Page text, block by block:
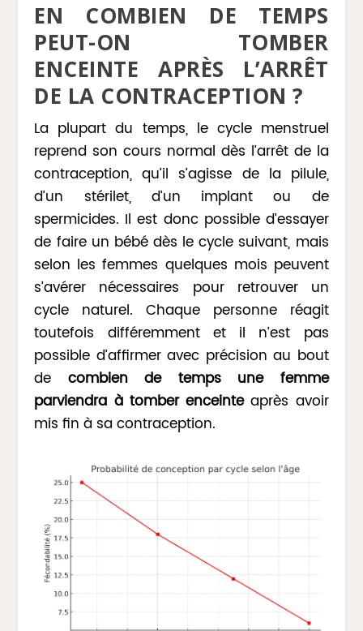
EN COMBIEN DE TEMPS
PEUT-ON TOMBER
ENCEINTE APRÈS L’ARRÊT
DE LA CONTRACEPTION ?
La plupart du temps, le cycle menstruel
reprend son cours normal dès l’arrêt de la
contraception, qu’il s’agisse de la pilule,
d’un stérilet, d’un implant ou de
spermicides. Il est donc possible d’essayer
de faire un bébé dès le cycle suivant, mais
selon les femmes quelques mois peuvent
s’avérer nécessaires pour retrouver un
cycle naturel. Chaque personne réagit
toutefois différemment et il n’est pas
possible d’affirmer avec précision au bout
de combien de temps une femme
parviendra à tomber enceinteaprès avoir
mis fin à sa contraception.